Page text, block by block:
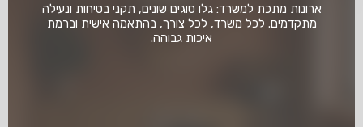
ארונות מתכת למשרד: גלו סוגים שונים, תקני בטיחות ונעילה
מתקדמים. לכל משרד, לכל צורך, בהתאמה אישית וברמת
איכות גבוהה.